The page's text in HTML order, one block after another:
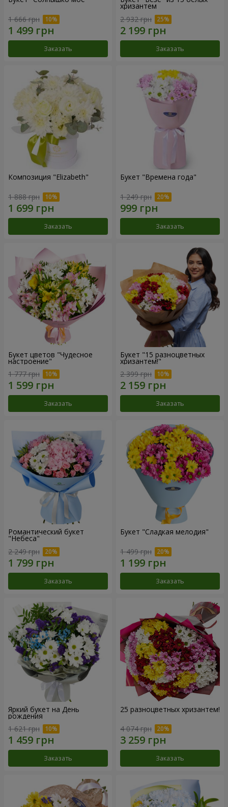
1 666 грн
Заказать
хризантем
2 932 грн
Заказать
Композиция "Elizabeth"
1 888 грн
Заказать
Букет "Времена года"
1 249 грн
Заказать
Букет цветов "Чудесное
настроение"
1 777 грн
Заказать
Букет "15 разноцветных
хризантем!"
2 399 грн
Заказать
Романтический букет
"Небеса"
2 249 грн
Заказать
Букет "Сладкая мелодия"
1 499 грн
Заказать
Яркий букет на День
рождения
1 621 грн
Заказать
25 разноцветных хризантем!
4 074 грн
Заказать